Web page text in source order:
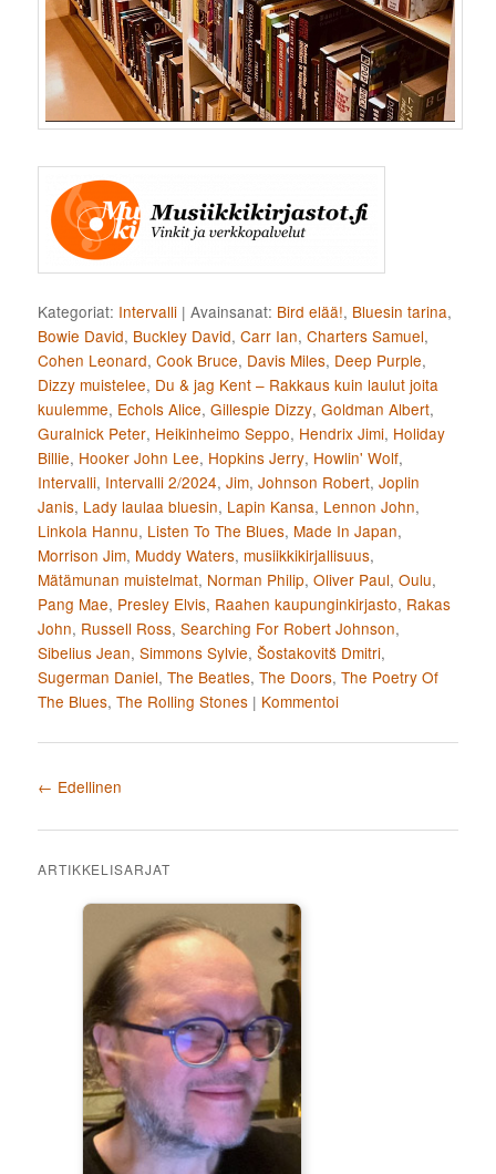
Kategoriat: Intervalli |Avainsanat: Bird elää!, Bluesin tarina,
Bowie David, Buckley David,Carr Ian,Charters Samuel,
Cohen Leonard,Cook Bruce, Davis Miles, Deep Purple,
Dizzy muistelee, Du & jag Kent – Rakkaus kuin laulut joita
kuulemme, Echols Alice,Gillespie Dizzy,Goldman Albert,
Guralnick Peter, Heikinheimo Seppo, Hendrix Jimi, Holiday
Billie, Hooker John Lee, Hopkins Jerry, Howlin' Wolf,
Intervalli, Intervalli 2/2024,Jim,Johnson Robert,Joplin
Janis, Lady laulaa bluesin, Lapin Kansa, Lennon John,
Linkola Hannu, Listen To The Blues, Made In Japan,
Morrison Jim, Muddy Waters, musiikkikirjallisuus,
Mätämunan muistelmat, Norman Philip,Oliver Paul,Oulu,
Pang Mae, Presley Elvis, Raahen kaupunginkirjasto, Rakas
John, Russell Ross,Searching For Robert Johnson,
Sibelius Jean,Simmons Sylvie,Šostakovitš Dmitri,
Sugerman Daniel,The Beatles,The Doors,The Poetry Of
The Blues,The Rolling Stones | Kommentoi
Artikkelien selaus
← Edellinen
ARTIKKELISARJAT